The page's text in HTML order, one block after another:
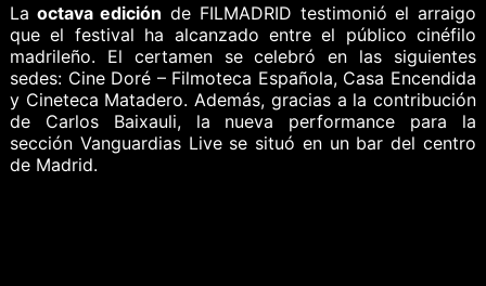
La octava edición de FILMADRID testimonió el arraigo
que el festival ha alcanzado entre el público cinéfilo
madrileño. El certamen se celebró en las siguientes
sedes: Cine Doré – Filmoteca Española, Casa Encendida
y Cineteca Matadero. Además, gracias a la contribución
de Carlos Baixauli, la nueva performance para la
sección Vanguardias Live se situó en un bar del centro
de Madrid.